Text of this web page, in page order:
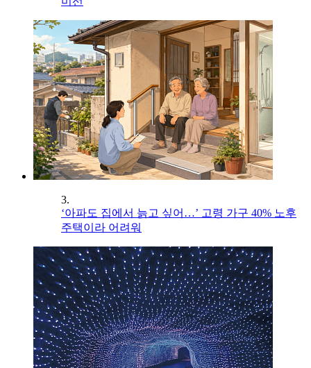
3.
‘아파도 집에서 늙고 싶어…’ 고령 가구 40% 노후
주택이라 어려워